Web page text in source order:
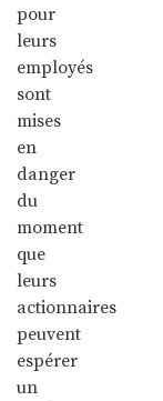
pour
leurs
employés
sont
mises
en
danger
du
moment
que
leurs
actionnaires
peuvent
espérer
un